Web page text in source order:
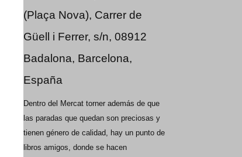
(Plaça Nova), Carrer de
Güell i Ferrer, s/n, 08912
Badalona, Barcelona,
España
Dentro del Mercat torner además de que
las paradas que quedan son preciosas y
tienen género de calidad, hay un punto de
libros amigos, donde se hacen